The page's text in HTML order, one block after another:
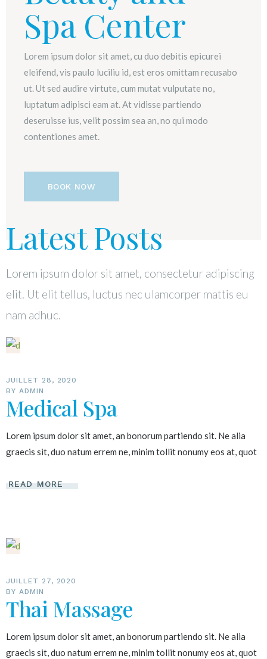
Spa Center
Lorem ipsum dolor sit amet, cu duo debitis epicurei
eleifend, vis paulo luciliu id, est eros omittam recusabo
ut. Ut sed audire virtute, cum mutat vulputate no,
luptatum adipisci eam at. At vidisse partiendo
deseruisse ius, velit possim sea an, no qui modo
contentiones amet.
BOOK NOW
Latest Posts
Lorem ipsum dolor sit amet, consectetur adipiscing
elit. Ut elit tellus, luctus nec ulamcorper mattis eu
nam adhuc.
JUILLET 28, 2020
BY ADMIN
Medical Spa
Lorem ipsum dolor sit amet, an bonorum partiendo sit. Ne alia
graecis sit, duo natum errem ne, minim tollit nonumy eos at, quot
READ MORE
JUILLET 27, 2020
BY ADMIN
Thai Massage
Lorem ipsum dolor sit amet, an bonorum partiendo sit. Ne alia
graecis sit, duo natum errem ne, minim tollit nonumy eos at, quot